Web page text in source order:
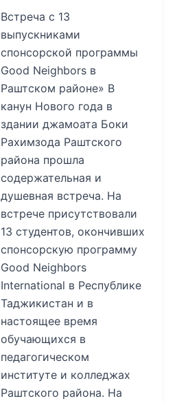
Встреча с 13
выпускниками
спонсорской программы
Good Neighbors в
Раштском районе» В
канун Нового года в
здании джамоата Боки
Рахимзода Раштского
района прошла
содержательная и
душевная встреча. На
встрече присутствовали
13 студентов, окончивших
спонсорскую программу
Good Neighbors
International в Республике
Таджикистан и в
настоящее время
обучающихся в
педагогическом
институте и колледжах
Раштского района. На